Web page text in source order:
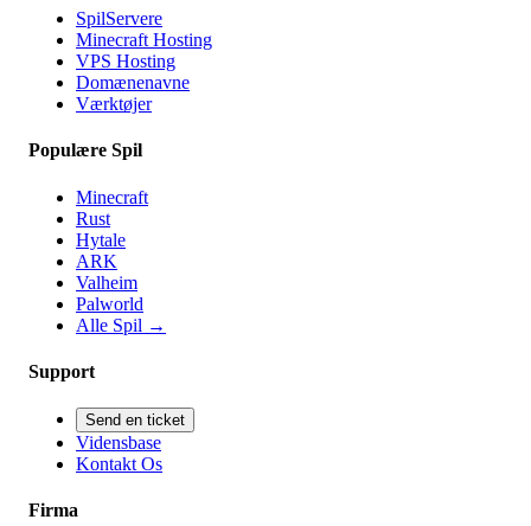
SpilServere
Minecraft Hosting
VPS Hosting
Domænenavne
Værktøjer
Populære Spil
Minecraft
Rust
Hytale
ARK
Valheim
Palworld
Alle Spil →
Support
Send en ticket
Vidensbase
Kontakt Os
Firma